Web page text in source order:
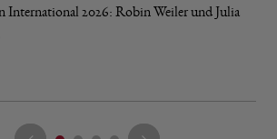
International 2026: Robin Weiler und Julia